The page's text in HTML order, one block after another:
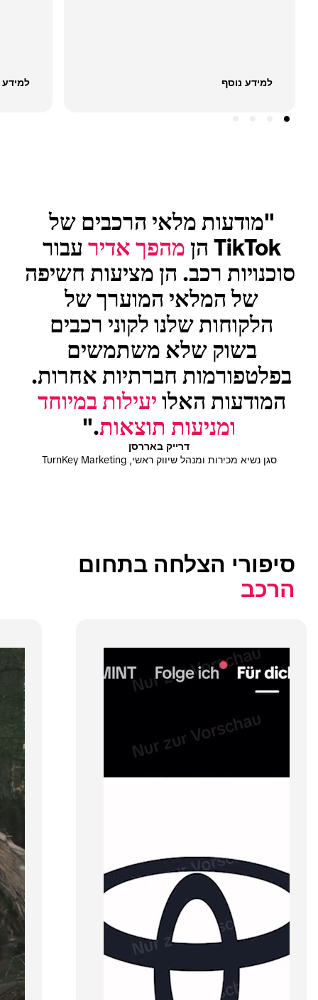
למידע נוסף למידע
"מודעות מלאי הרכבים של
TikTok הן
מהפך אדיר
של המלאי המוערך של
המודעות האלו
ומניעות תוצאות."
דרייק באררסן
סגן נשיא מכירות ומנהל שיווק ראשי, TurnKey Marketing
סיפורי הצלחה בתחום
הרכב